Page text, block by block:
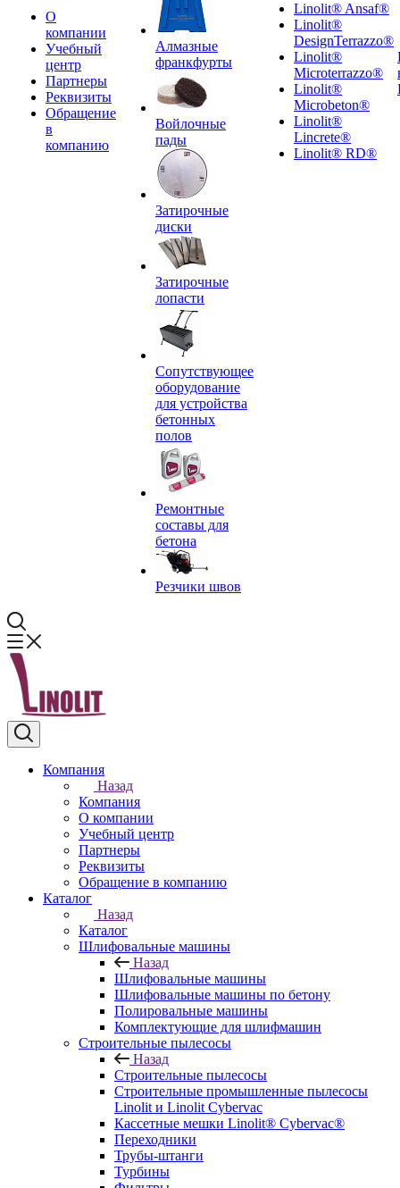
О
компании
Учебный
центр
Партнеры
Реквизиты
Обращение
в
компанию
Алмазные
франкфурты
Войлочные
пады
Затирочные
диски
Затирочные
лопасти
Сопутствующее
оборудование
для устройства
бетонных
полов
Ремонтные
составы для
бетона
Резчики швов
Linolit® Ansaf®
Linolit®
DesignTerrazzo®
Linolit®
Microterrazzo®
Linolit®
Microbeton®
Linolit®
Lincrete®
Linolit® RD®
Компания
Назад
Компания
О компании
Учебный центр
Партнеры
Реквизиты
Обращение в компанию
Каталог
Назад
Каталог
Шлифовальные машины
Назад
Шлифовальные машины
Шлифовальные машины по бетону
Полировальные машины
Комплектующие для шлифмашин
Строительные пылесосы
Назад
Строительные пылесосы
Строительные промышленные пылесосы
Linolit и Linolit Cybervac
Кассетные мешки Linolit® Cybervac®
Переходники
Трубы-штанги
Турбины